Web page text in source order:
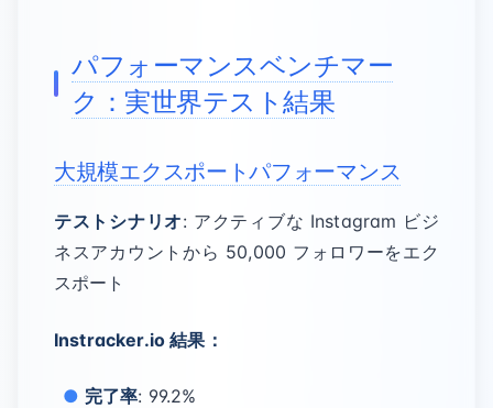
パフォーマンスベンチマー
ク：実世界テスト結果
大規模エクスポートパフォーマンス
テストシナリオ: アクティブな Instagram ビジ
ネスアカウントから 50,000 フォロワーをエク
スポート
Instracker.io 結果：
完了率: 99.2%